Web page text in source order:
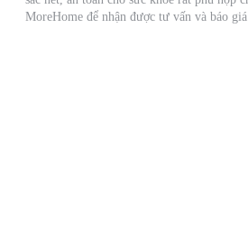
MoreHome để nhận được tư vấn và báo giá.